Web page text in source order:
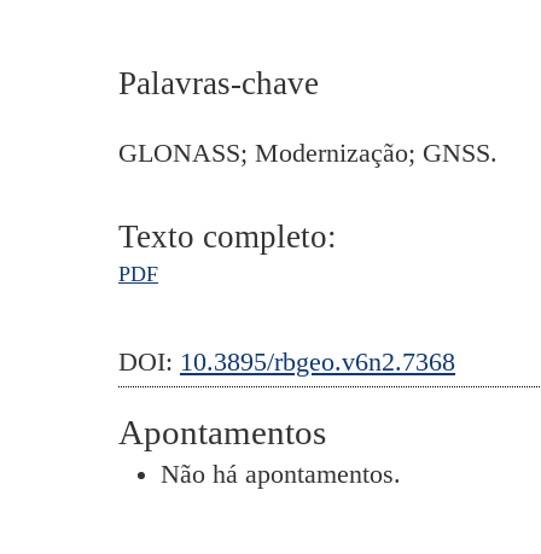
Palavras-chave
GLONASS; Modernização; GNSS.
Texto completo:
PDF
DOI: 10.3895/rbgeo.v6n2.7368
Apontamentos
Não há apontamentos.